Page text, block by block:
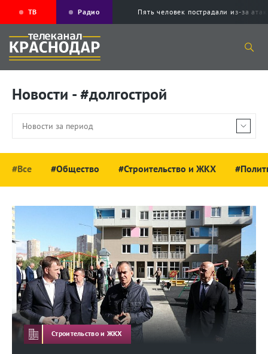
ТВ Радио Пять человек пострадали из-за
Новости - #долгострой
#Все #Общество #Строительство и ЖКХ
Строительство и ЖКХ